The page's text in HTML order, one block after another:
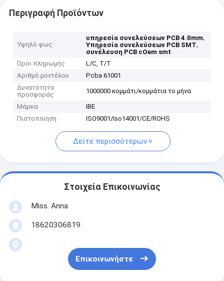
Περιγραφή Προϊόντων
Υψηλό φως
υπηρεσία συνελεύσεων PCB 4.0mm,
Υπηρεσία συνελεύσεων PCB SMT,
συνέλευση PCB cOem smt
Όροι πληρωμής
L/C, T/T
Αριθμό μοντέλου
Pcba 61001
Δυνατότητα
προσφοράς
1000000 κομμάτι/κομμάτια το μήνα
Μάρκα
IBE
Πιστοποίηση
ISO9001/Iso14001/CE/ROHS
Δείτε περισσότερων
Στοιχεία Επικοινωνίας
Miss. Anna
18620306819
Επικοινωνήστε